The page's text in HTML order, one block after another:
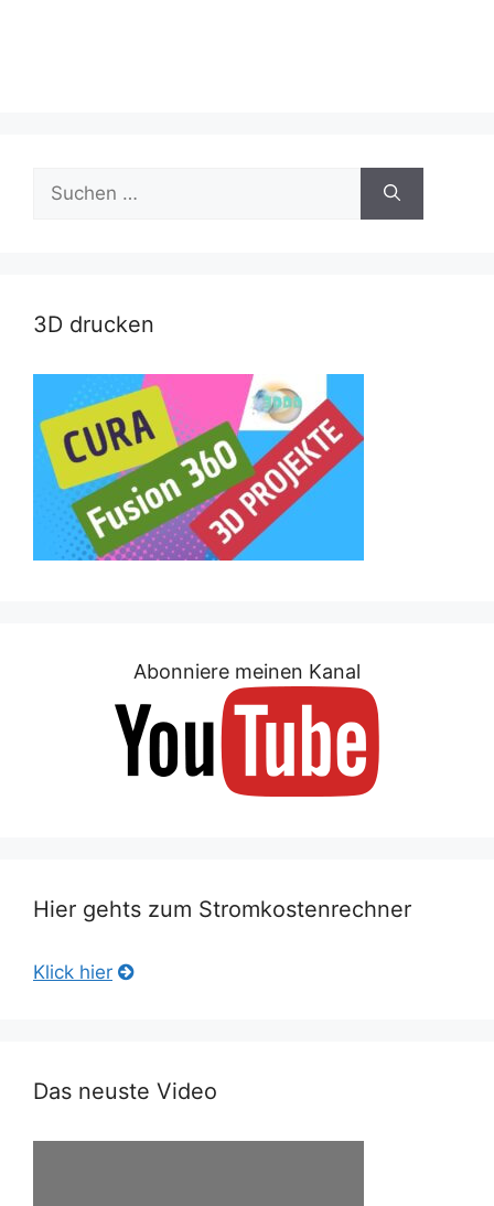
nach:
3D drucken
Abonniere meinen Kanal
Hier gehts zum Stromkostenrechner
Klick hier
Das neuste Video